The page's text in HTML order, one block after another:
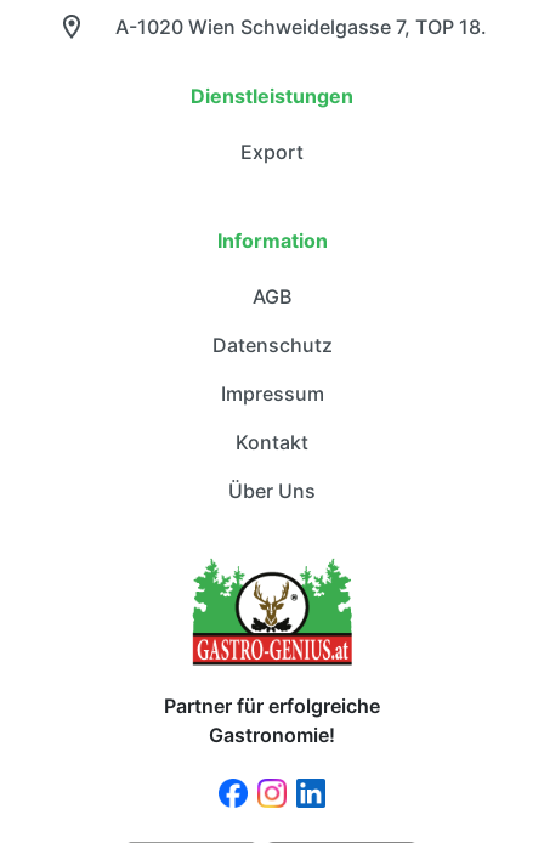
A-1020 Wien Schweidelgasse 7, TOP 18.
Dienstleistungen
Export
Information
AGB
Datenschutz
Impressum
Kontakt
Über Uns
Partner für erfolgreiche
Gastronomie!